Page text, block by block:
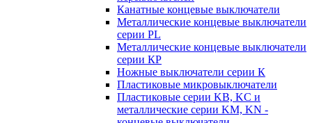
Канатные концевые выключатели
Металлические концевые выключатели
серии PL
Металлические концевые выключатели
серии КP
Ножные выключатели серии К
Пластиковые микровыключатели
Пластиковые серии KB, KC и
металлические серии KM, KN -